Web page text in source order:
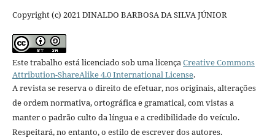
Copyright (c) 2021 DINALDO BARBOSA DA SILVA JÚNIOR
Este trabalho está licenciado sob uma licença Creative Commons
Attribution-ShareAlike 4.0 International License.
A revista se reserva o direito de efetuar, nos originais, alterações
de ordem normativa, ortográfica e gramatical, com vistas a
manter o padrão culto da língua e a credibilidade do veículo.
Respeitará, no entanto, o estilo de escrever dos autores.